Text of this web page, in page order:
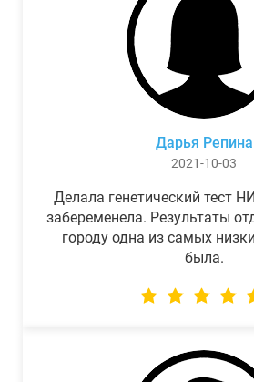
Дарья Репина
2021-10-03
Делала генетический тест
забеременела. Результаты
городу одна из самых
была.